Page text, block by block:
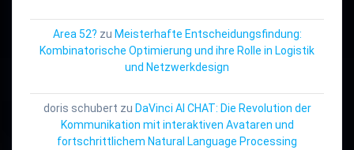
Area 52? zu Meisterhafte Entscheidungsfindung:
Kombinatorische Optimierung und ihre Rolle in Logistik
und Netzwerkdesign
doris schubert zu DaVinci AI CHAT: Die Revolution der
Kommunikation mit interaktiven Avataren und
fortschrittlichem Natural Language Processing